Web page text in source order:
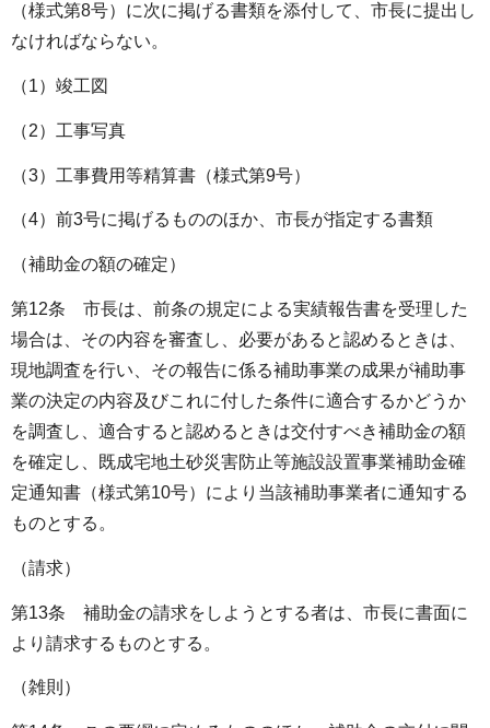
（様式第8号）に次に掲げる書類を添付して、市長に提出し
なければならない。
（1）竣工図
（2）工事写真
（3）工事費用等精算書（様式第9号）
（4）前3号に掲げるもののほか、市長が指定する書類
（補助金の額の確定）
第12条 市長は、前条の規定による実績報告書を受理した
場合は、その内容を審査し、必要があると認めるときは、
現地調査を行い、その報告に係る補助事業の成果が補助事
業の決定の内容及びこれに付した条件に適合するかどうか
を調査し、適合すると認めるときは交付すべき補助金の額
を確定し、既成宅地土砂災害防止等施設設置事業補助金確
定通知書（様式第10号）により当該補助事業者に通知する
ものとする。
（請求）
第13条 補助金の請求をしようとする者は、市長に書面に
より請求するものとする。
（雑則）